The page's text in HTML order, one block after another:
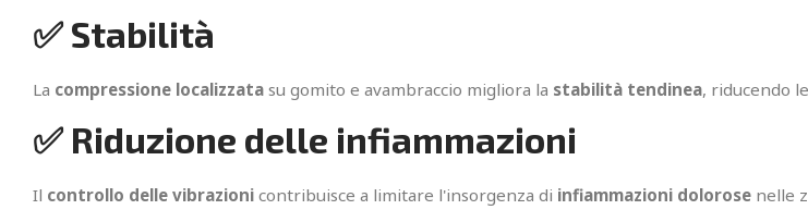
✅ Stabilità
La compressione localizzata su gomito e avambraccio migliora la stabilità tendinea, riducendo
✅ Riduzione delle infiammazioni
Il controllo delle vibrazioni contribuisce a limitare l'insorgenza di infiammazioni dolorose nelle